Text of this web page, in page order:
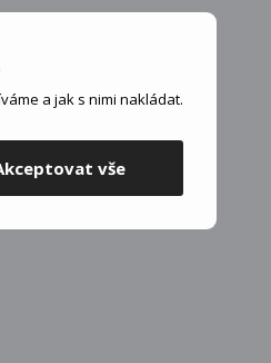
a jak s nimi nakládat.
vše